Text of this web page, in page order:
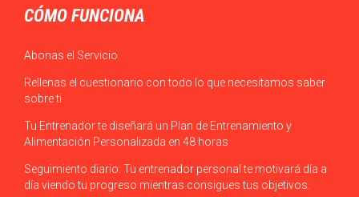
CÓMO FUNCIONA
Abonas el Servicio
Rellenas el cuestionario con todo lo que necesitamos saber
sobre ti
Tu Entrenador te diseñará un Plan de Entrenamiento y
Alimentación Personalizada en 48 horas
Seguimiento diario: Tu entrenador personal te motivará día a
día viendo tu progreso mientras consigues tus objetivos.